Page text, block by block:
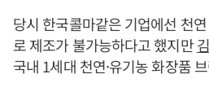
당시 한국콜마같은 기업에선 천
로 제조가 불가능하다고 했지만
국내 1세대 천연·유기농 화장품